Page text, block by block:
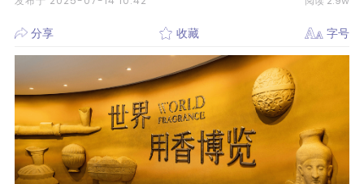
分享 收藏 字号